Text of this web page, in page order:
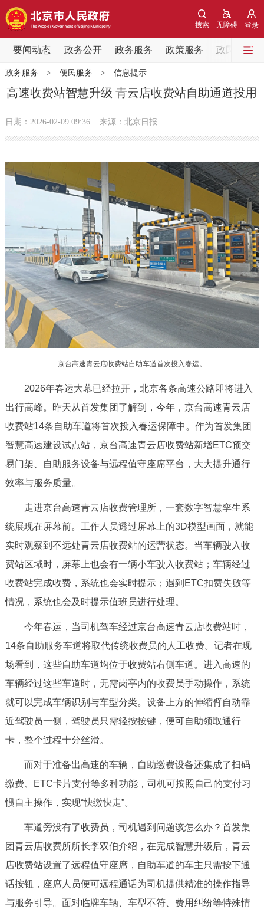
登录
无障碍
搜索
要闻动态 政务公开 政务服务 政策服务 政民互动
要闻动态
党中央精神 国务院信息
政务公开
机构职能 政策服务
政策兑现 政策解读 回应关切
决策公开 专题公开
政务服务
个人服务 法人服务 部门服务
中介服务 阳光政务
政民互动
12345网上接诉即办 我要咨询 我要建议
参与调查 在线访谈 图说互动
走进北京
北京概况 十六区概览 人文北京
绿色北京 图说北京
多语种
ENGLISH 한국어 日本語
ESPAÑOL العربية PORTUGUÊS
ITALIANO
政务服务 > 便民服务 > 信息提示
高速收费站智慧升级 青云店收费站自助通道投用
日期：2026-02-09 09:36 来源：北京日报
京台高速青云店收费站自助车道首次投入春运。
2026年春运大幕已经拉开，北京各条高速公路即将进入
出行高峰。昨天从首发集团了解到，今年，京台高速青云店
收费站14条自助车道将首次投入春运保障中。作为首发集团
智慧高速建设试点站，京台高速青云店收费站新增ETC预交
易门架、自助服务设备与远程值守座席平台，大大提升通行
效率与服务质量。
走进京台高速青云店收费管理所，一套数字智慧孪生系
统展现在屏幕前。工作人员透过屏幕上的3D模型画面，就能
实时观察到不远处青云店收费站的运营状态。当车辆驶入收
费站区域时，屏幕上也会有一辆小车驶入收费站；车辆经过
收费站完成收费，系统也会实时提示；遇到ETC扣费失败等
情况，系统也会及时提示值班员进行处理。
今年春运，当司机驾车经过京台高速青云店收费站时，
14条自助服务车道将取代传统收费员的人工收费。记者在现
场看到，这些自助车道均位于收费站右侧车道。进入高速的
车辆经过这些车道时，无需岗亭内的收费员手动操作，系统
就可以完成车辆识别与车型分类。设备上方的伸缩臂自动靠
近驾驶员一侧，驾驶员只需轻按按键，便可自助领取通行
卡，整个过程十分丝滑。
而对于准备出高速的车辆，自助缴费设备还集成了扫码
缴费、ETC卡片支付等多种功能，司机可按照自己的支付习
惯自主操作，实现“快缴快走”。
车道旁没有了收费员，司机遇到问题该怎么办？首发集
团青云店收费所所长李双伯介绍，在完成智慧升级后，青云
店收费站设置了远程值守座席，自助车道的车主只需按下通
话按钮，座席人员便可远程通话为司机提供精准的操作指导
与服务引导。面对临牌车辆、车型不符、费用纠纷等特殊情